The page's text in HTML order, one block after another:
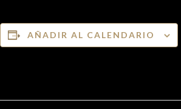
AÑADIR AL CALENDARIO